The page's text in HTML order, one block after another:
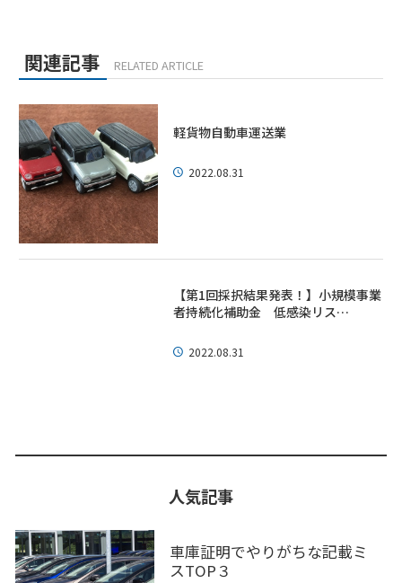
関連記事 RELATED ARTICLE
軽貨物自動車運送業
2022.08.31
【第1回採択結果発表！】小規模事業
者持続化補助金 低感染リス…
2022.08.31
人気記事
車庫証明でやりがちな記載ミ
スTOP３